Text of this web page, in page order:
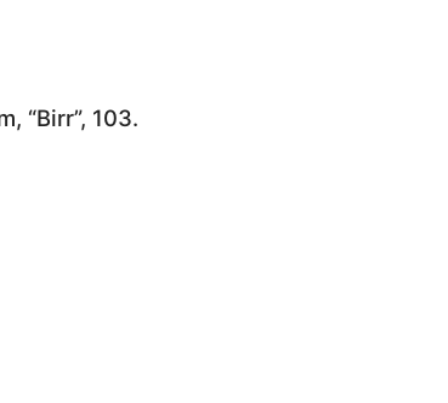
“Birr”, 103.